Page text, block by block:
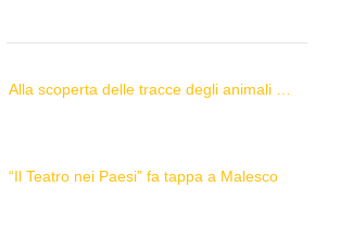
Alla scoperta delle tracce degli animali delle Alpi con “Caccia alla Traccia!”
“Il Teatro nei Paesi” fa tappa a Malesco